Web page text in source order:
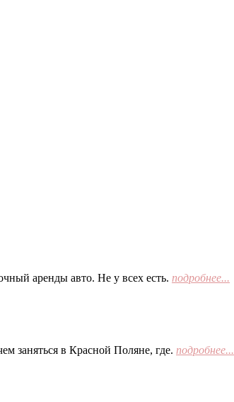
аренды авто. Не у всех есть. подробнее...
заняться в Красной Поляне, где. подробнее...